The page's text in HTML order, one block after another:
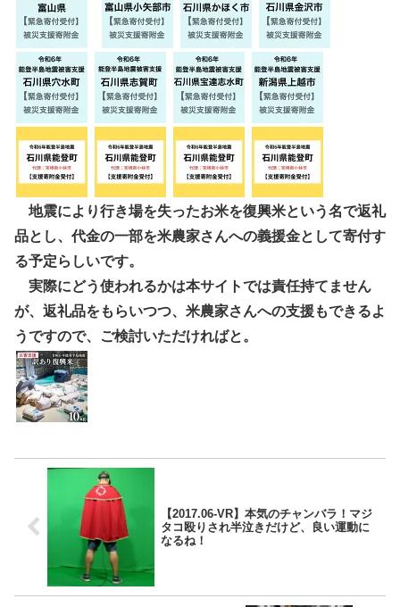
地震により行き場を失ったお米を復興米という名で返礼
品とし、代金の一部を米農家さんへの義援金として寄付す
る予定らしいです。
実際にどう使われるかは本サイトでは責任持てません
が、返礼品をもらいつつ、米農家さんへの支援もできるよ
うですので、ご検討いただければと。
【2017.06-VR】本気のチャンバラ！マジ
タコ殴りされ半泣きだけど、良い運動に
なるね！